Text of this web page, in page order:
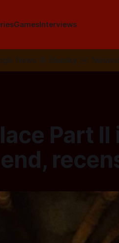
GamesInterviews
News 🦋 Bluesky ✉️
Part